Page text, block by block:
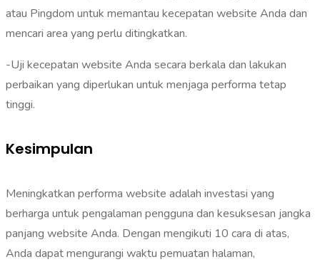
atau Pingdom untuk memantau kecepatan website Anda dan
mencari area yang perlu ditingkatkan.
-Uji kecepatan website Anda secara berkala dan lakukan
perbaikan yang diperlukan untuk menjaga performa tetap
tinggi.
Kesimpulan
Meningkatkan performa website adalah investasi yang
berharga untuk pengalaman pengguna dan kesuksesan jangka
panjang website Anda. Dengan mengikuti 10 cara di atas,
Anda dapat mengurangi waktu pemuatan halaman,